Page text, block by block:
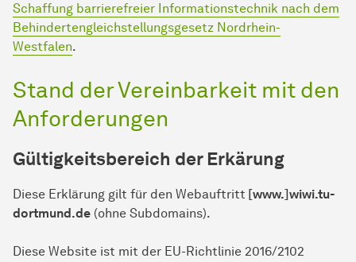
Schaffung barrierefreier In­for­ma­ti­ons­tech­nik nach dem
Behindertengleichstellungsgesetz Nordrhein-
Westfalen.
Stand der Vereinbarkeit mit den
Anforderungen
Gültigkeitsbereich der Erkärung
Diese Erklärung gilt für den Webauftritt [www.]wiwi.tu-
dortmund.de (ohne Subdomains).
Diese Website ist mit der EU-Richtlinie 2016/2102